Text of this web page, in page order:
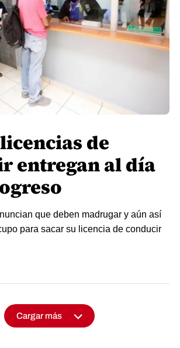
de
entregan al día
que deben madrugar y aún así
para sacar su licencia de conducir
Cargar más